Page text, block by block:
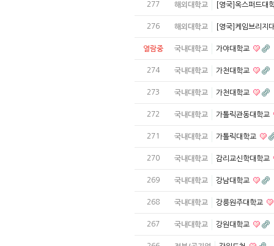
277 해외대학교 [영국]옥스퍼드대
276 해외대학교 [영국]케임브리지
열람중 국내대학교 가야대학교
274 국내대학교 가천대학교
273 국내대학교 가천대학교
272 국내대학교 가톨릭관동대학교
271 국내대학교 가톨릭대학교
270 국내대학교 감리교신학대학교
269 국내대학교 강남대학교
268 국내대학교 강릉원주대학교
267 국내대학교 강원대학교